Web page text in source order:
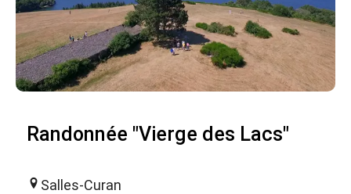
Randonnée "Vierge des Lacs"
Salles-Curan